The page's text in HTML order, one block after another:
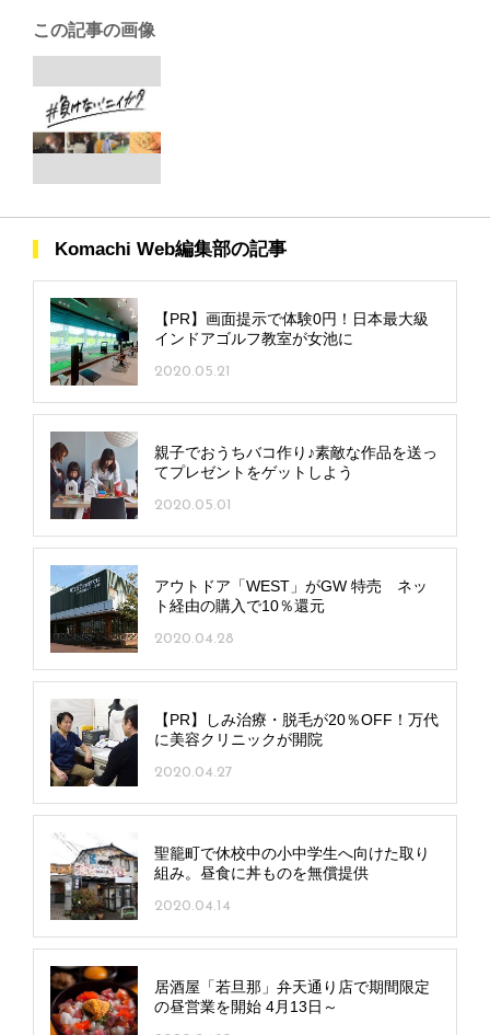
この記事の画像
Komachi Web編集部の記事
【PR】画面提示で体験0円！日本最大級
インドアゴルフ教室が女池に
2020.05.21
親子でおうちバコ作り♪素敵な作品を送っ
てプレゼントをゲットしよう
2020.05.01
アウトドア「WEST」がGW 特売 ネッ
ト経由の購入で10％還元
2020.04.28
【PR】しみ治療・脱毛が20％OFF！万代
に美容クリニックが開院
2020.04.27
聖籠町で休校中の小中学生へ向けた取り
組み。昼食に丼ものを無償提供
2020.04.14
居酒屋「若旦那」弁天通り店で期間限定
の昼営業を開始 4月13日～